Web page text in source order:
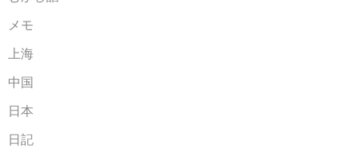
メモ
上海
中国
日本
日記